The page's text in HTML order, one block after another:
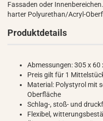
Fassaden oder
harter Polyurethan/Acryl-
Produktdetails
Abmessungen: 305 x 60
Preis gilt für 1
Material: Polystyrol mit
Oberfläche
Schlag-, stoß- und
Flexibel,